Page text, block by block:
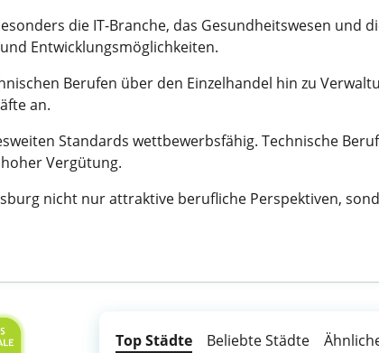
die IT-Branche, das Gesundheitswesen und
Entwicklungsmöglichkeiten.
Berufen über den Einzelhandel hin zu
an.
Standards wettbewerbsfähig. Technische
Vergütung.
nicht nur attraktive berufliche Perspektiven,
Top Städte Beliebte Städte